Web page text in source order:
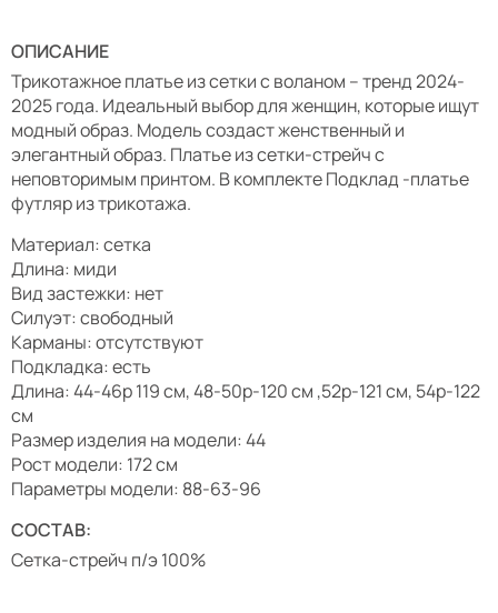
ОПИСАНИЕ
Трикотажное платье из сетки с воланом – тренд 2024-
2025 года. Идеальный выбор для женщин, которые ищут
модный образ. Модель создаст женственный и
элегантный образ. Платье из сетки-стрейч с
неповторимым принтом. В комплекте Подклад -платье
футляр из трикотажа.
Материал: сетка
Длина: миди
Вид застежки: нет
Силуэт: свободный
Карманы: отсутствуют
Подкладка: есть
Длина: 44-46р 119 см, 48-50р-120 см ,52р-121 см, 54р-122
см
Размер изделия на модели: 44
Рост модели: 172 см
Параметры модели: 88-63-96
СОСТАВ:
Сетка-стрейч п/э 100%